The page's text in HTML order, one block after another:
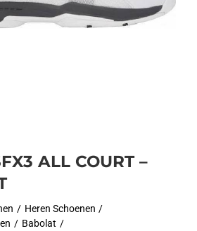
ALL COURT –
Heren Schoenen
Babolat